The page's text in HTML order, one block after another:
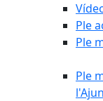
Ple
Ple
Ple